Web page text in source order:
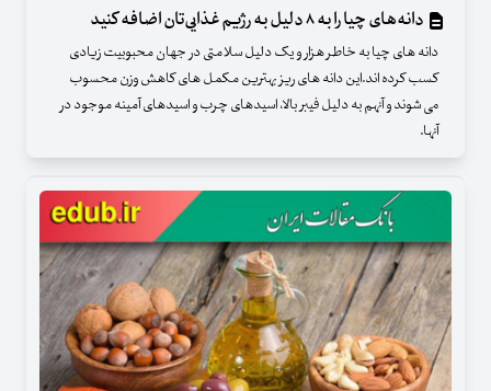
دانه‌های چیا را به ۸ دلیل به رژیم غذایی‌تان اضافه کنید
دانه های چیا به خاطر هزار و یک دلیل سلامتی در جهان محبوبیت زیادی
کسب کرده اند.این دانه های ریز بهترین مکمل های کاهش وزن محسوب
می شوند و آنهم به دلیل فیبر بالا، اسیدهای چرب و اسیدهای آمینه موجود در
آنها.